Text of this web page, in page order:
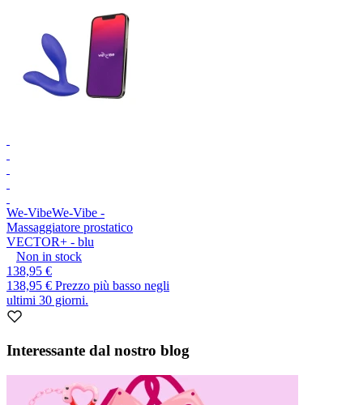
We-VibeWe-Vibe -
Massaggiatore prostatico
VECTOR+ - blu
Non in stock
138,95 €
138,95 € Prezzo più basso negli
ultimi 30 giorni.
Interessante dal nostro blog